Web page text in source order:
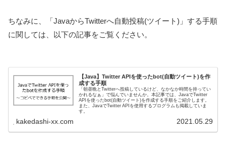
ちなみに、「JavaからTwitterへ自動投稿(ツイート)」する手順
に関しては、以下の記事をご覧ください。
【Java】Twitter APIを使ったbot(自動ツイート)を作
成する手順
「朝昼晩とTwitterへ投稿しているけど、なかなか時間を持ってい
かれるなぁ」で悩んでいませんか。本記事では、JavaでTwitter
APIを使ったbot(自動ツイート)を作成する手順をご紹介します。
また、JavaでTwitter APIを使用するプログラムも掲載していま
す。
kakedashi-xx.com 2021.05.29